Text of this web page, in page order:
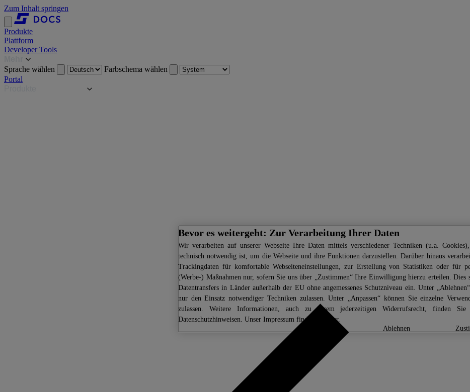
Zum Inhalt springen
Produkte
Plattform
Developer Tools
Sprache wählen
Farbschema wählen
Portal
Bevor es weitergeht: Zur Verarbeitung Ihrer Daten
Wir verarbeiten auf unserer Webseite Ihre Daten mittels verschiedener Techniken (u.a.
technisch notwendig ist, um die Webseite und ihre Funktionen darzustellen. Darüber hinaus
Trackingdaten für komfortable Webseiteneinstellungen, zur Erstellung von Statistiken oder für
(Werbe-) Maßnahmen nur, sofern Sie uns über „Zustimmen“ Ihre Einwilligung hierzu erteilen. Dies
Datentransfers in Länder außerhalb der EU ohne angemessenes Schutzniveau ein. Unter
nur den Einsatz notwendiger Techniken zulassen. Unter „Anpassen“ können Sie einzelne
zulassen. Weitere Informationen, auch zu Ihrem jederzeitigen Widerrufsrecht, finden
Datenschutzhinweisen. Unser Impressum finden Sie
hier.
ablehnen